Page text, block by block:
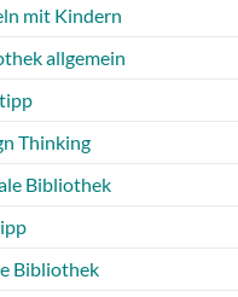
mit Kindern
allgemein
Thinking
Bibliothek
Bibliothek